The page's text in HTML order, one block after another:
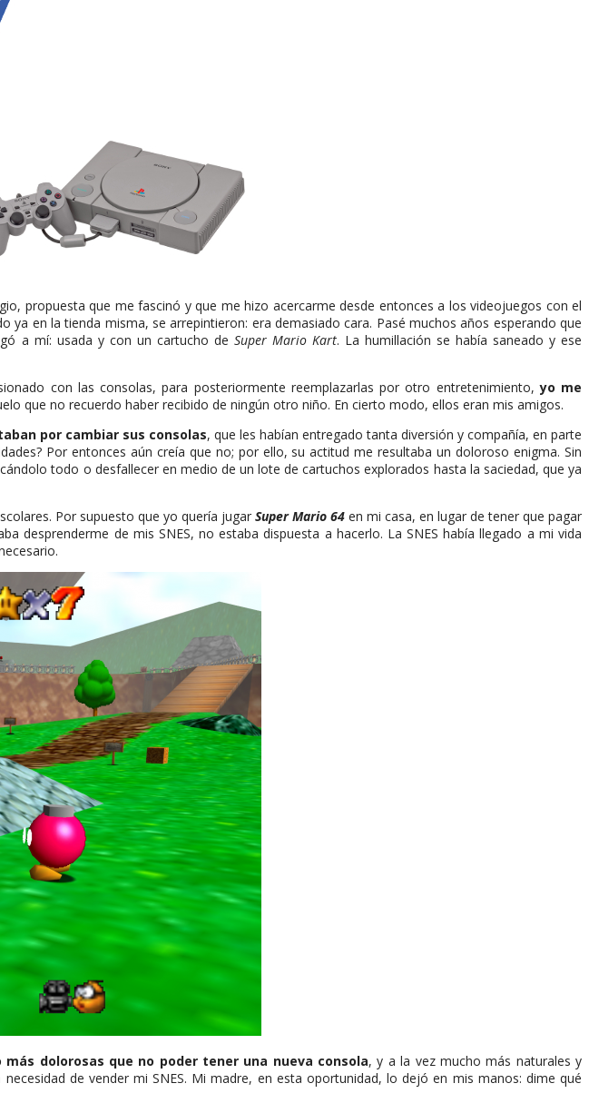
propuesta que me fascinó y que me hizo acercarme desde entonces a los videojuegos con el
en la tienda misma, se arrepintieron: era demasiado cara. Pasé muchos años esperando que
a mí: usada y con un cartucho de Super Mario Kart. La humillación se había saneado y ese
con las consolas, para posteriormente reemplazarlas por otro entretenimiento,yo me
que no recuerdo haber recibido de ningún otro niño. En cierto modo, ellos eran mis amigos.
por cambiar sus consolas, que les habían entregado tanta diversión y compañía, en parte
Por entonces aún creía que no; por ello, su actitud me resultaba un doloroso enigma. Sin
todo o desfallecer en medio de un lote de cartuchos explorados hasta la saciedad, que ya
Por supuesto que yo quería jugar Super Mario 64 en mi casa, en lugar de tener que pagar
de mis SNES, no estaba dispuesta a hacerlo. La SNES había llegado a mi vida
dolorosas que no poder tener una nueva consola, y a la vez mucho más naturales y
de vender mi SNES. Mi madre, en esta oportunidad, lo dejó en mis manos: dime qué